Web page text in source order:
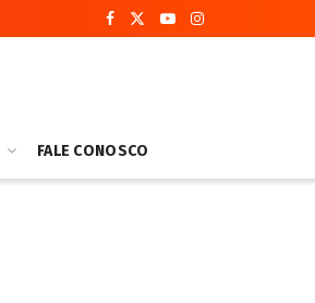
FALE CONOSCO